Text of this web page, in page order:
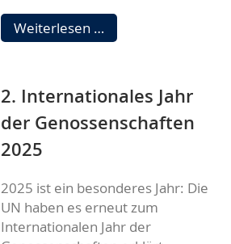
Weiterlesen … Frohe
Ostern
2. Internationales Jahr
der Genossenschaften
2025
2025 ist ein besonderes Jahr: Die
UN haben es erneut zum
Internationalen Jahr der